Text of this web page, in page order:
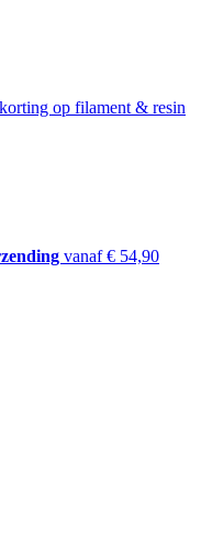
op filament & resin
vanaf € 54,90